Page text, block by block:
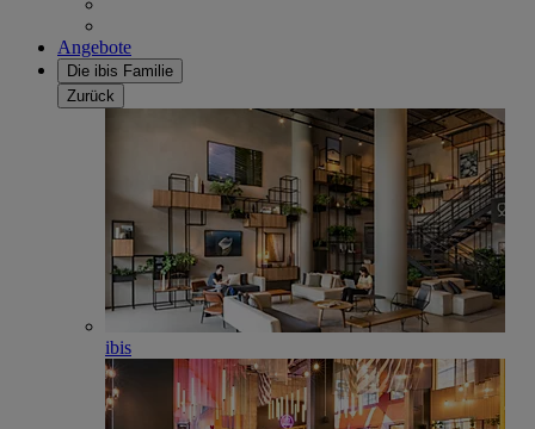
Angebote
Die ibis Familie
Zurück
ibis